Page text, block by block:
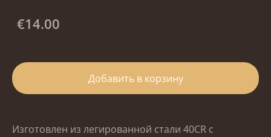
€14.00
Добавить в корзину
Изготовлен из легированной стали 40CR с